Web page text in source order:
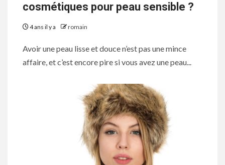
cosmétiques pour peau sensible ?
4 ans il y a romain
Avoir une peau lisse et douce n’est pas une mince
affaire, et c’est encore pire si vous avez une peau...